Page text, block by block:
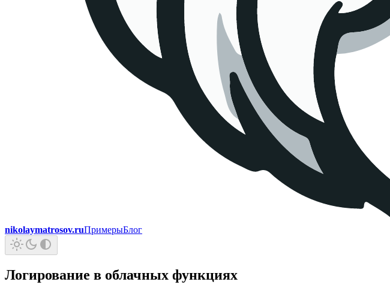
nikolaymatrosov.ruПримерыБлог
Логирование в облачных функциях